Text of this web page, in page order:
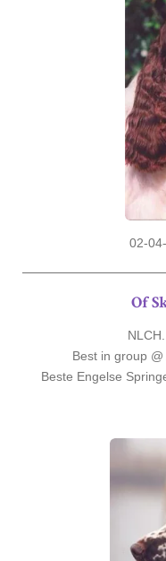
02-
Of
Best in group
Beste Engelse